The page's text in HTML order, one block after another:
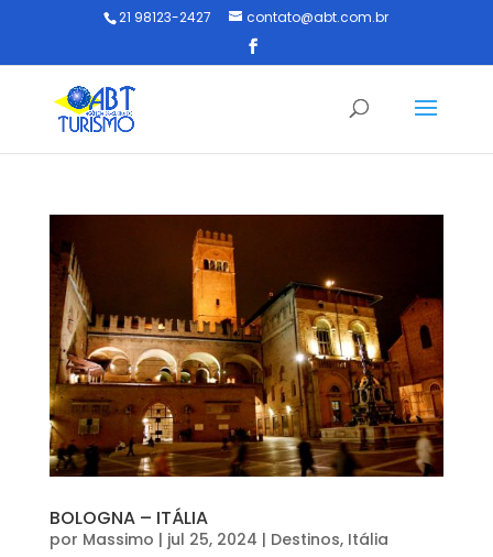
21 98123-2427 contato@abt.com.br
BOLOGNA – ITÁLIA
por Massimo | jul 25, 2024 | Destinos, Itália